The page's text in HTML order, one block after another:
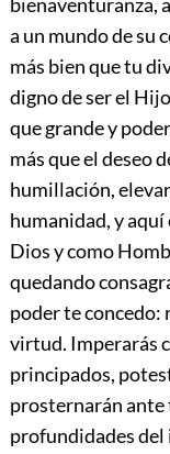
a un mundo de su
más bien que tu
digno de ser el
que grande y
más que el deseo
humillación,
humanidad, y aquí
Dios y como
quedando
poder te concedo:
virtud. Imperarás
principados,
prosternarán ante
profundidades del